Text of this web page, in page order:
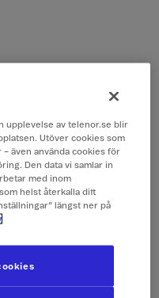
upplevelse av telenor.se blir
Utöver cookies som
– även använda cookies för
Den data vi samlar in
med inom
helst återkalla ditt
längst ner på